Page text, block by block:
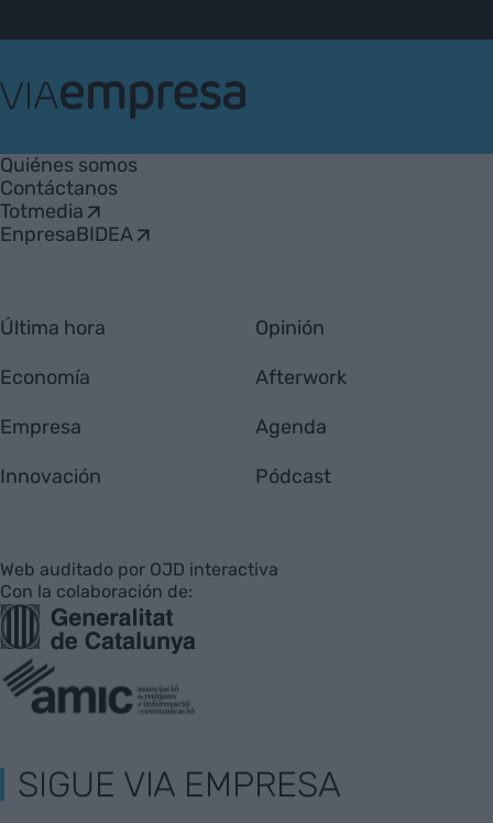
Empresa
Quiénes somos
Contáctanos
Totmedia
EnpresaBIDEA
Última hora
Economía
Empresa
Innovación
Opinión
Afterwork
Agenda
Pódcast
Web auditado por OJD interactiva
Con la colaboración de:
SIGUE VIA EMPRESA